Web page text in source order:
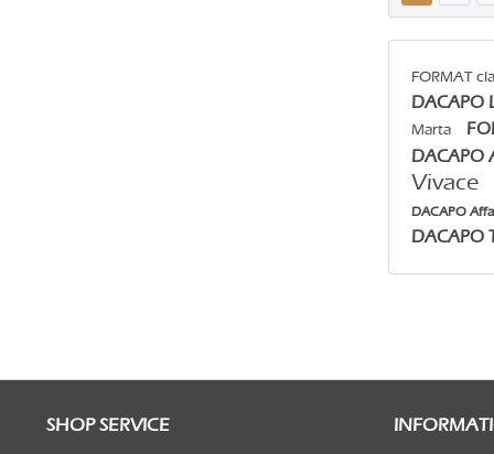
FORMAT
DACAPO
Marta
Vivace
DACAPO
DACAPO
SHOP SERVICE